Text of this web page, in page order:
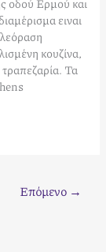
οδού Ερμού και
ειναι
κουζίνα,
Τα
Επόμενο →